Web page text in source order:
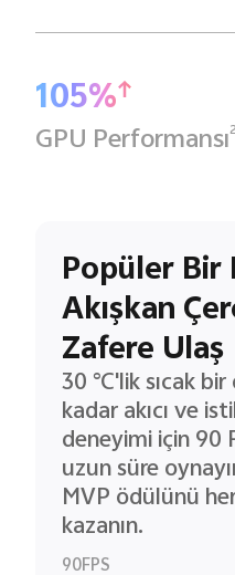
105%
GPU Performansı2
Popüler Bir
Akışkan
Zafere Ulaş
30 °C'lik sıcak
kadar akıcı ve
deneyimi için 90
uzun süre
MVP ödülünü
kazanın.
90FPS